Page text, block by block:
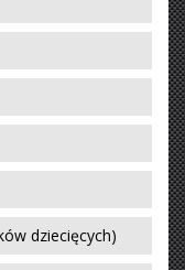
dziecięcych)